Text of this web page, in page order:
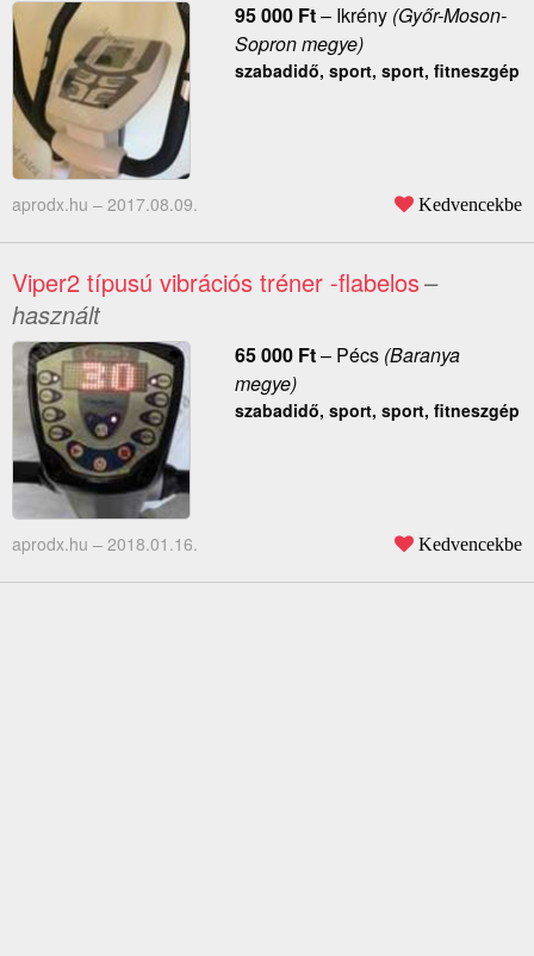
95 000 Ft– Ikrény(Győr-Moson-
Sopron megye)
szabadidő, sport, sport, fitneszgép
aprodx.hu – 2017.08.09. Kedvencekbe
Viper2 típusú vibrációs tréner -flabelos–
használt
65 000 Ft– Pécs(Baranya
megye)
szabadidő, sport, sport, fitneszgép
aprodx.hu – 2018.01.16. Kedvencekbe